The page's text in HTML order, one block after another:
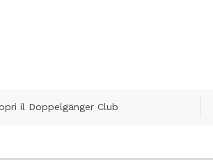
il Doppelgänger Club